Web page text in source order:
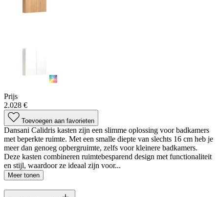
Prijs
2.028 €
Toevoegen aan favorieten
Dansani Calidris kasten zijn een slimme oplossing voor badkamers
met beperkte ruimte. Met een smalle diepte van slechts 16 cm heb je
meer dan genoeg opbergruimte, zelfs voor kleinere badkamers.
Deze kasten combineren ruimtebesparend design met functionaliteit
en stijl, waardoor ze ideaal zijn voor...
Meer tonen